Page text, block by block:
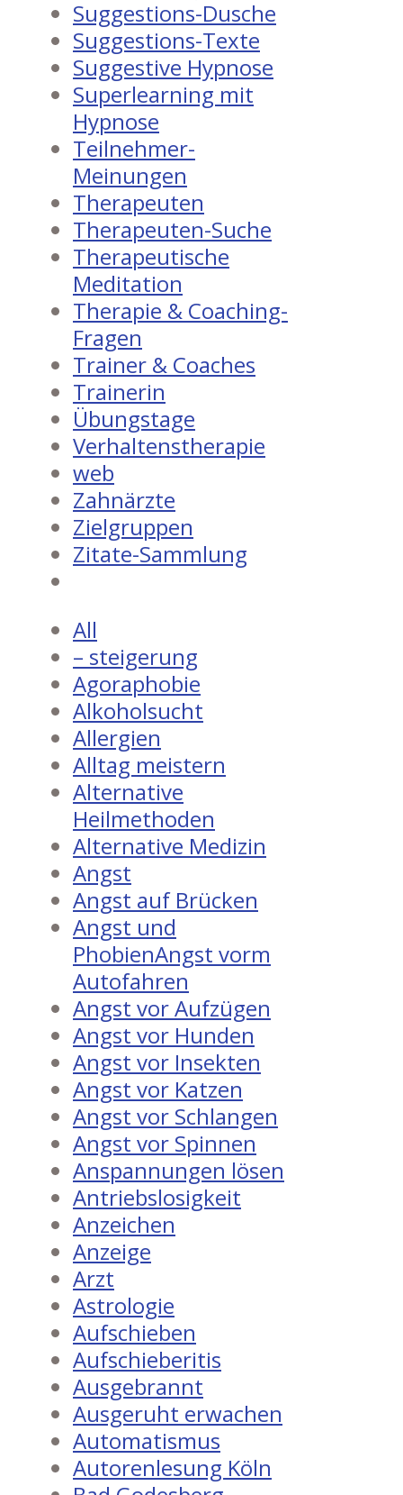
Suggestions-Dusche
Suggestions-Texte
Suggestive Hypnose
Superlearning mit
Hypnose
Teilnehmer-
Meinungen
Therapeuten
Therapeuten-Suche
Therapeutische
Meditation
Therapie & Coaching-
Fragen
Trainer & Coaches
Trainerin
Übungstage
Verhaltenstherapie
web
Zahnärzte
Zielgruppen
Zitate-Sammlung
All
– steigerung
Agoraphobie
Alkoholsucht
Allergien
Alltag meistern
Alternative
Heilmethoden
Alternative Medizin
Angst
Angst auf Brücken
Angst und
PhobienAngst vorm
Autofahren
Angst vor Aufzügen
Angst vor Hunden
Angst vor Insekten
Angst vor Katzen
Angst vor Schlangen
Angst vor Spinnen
Anspannungen lösen
Antriebslosigkeit
Anzeichen
Anzeige
Arzt
Astrologie
Aufschieben
Aufschieberitis
Ausgebrannt
Ausgeruht erwachen
Automatismus
Autorenlesung Köln